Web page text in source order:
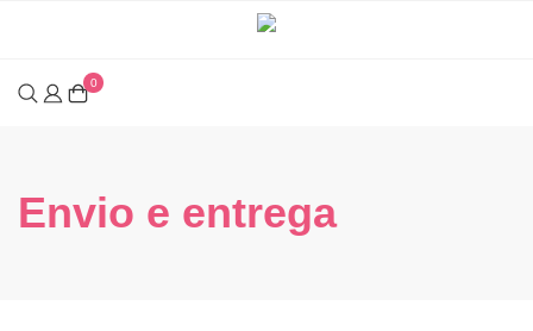
0
Envio e entrega